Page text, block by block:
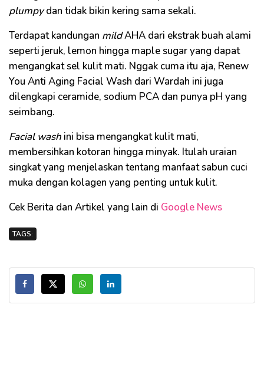
plumpydan tidak bikin kering sama sekali.
Terdapat kandungan mildAHA dari ekstrak buah alami
seperti jeruk, lemon hingga maple sugar yang dapat
mengangkat sel kulit mati. Nggak cuma itu aja, Renew
You Anti Aging Facial Wash dari Wardah ini juga
dilengkapi ceramide, sodium PCA dan punya pH yang
seimbang.
Facial wash ini bisa mengangkat kulit mati,
membersihkan kotoran hingga minyak. Itulah uraian
singkat yang menjelaskan tentang manfaat sabun cuci
muka dengan kolagen yang penting untuk kulit.
Cek Berita dan Artikel yang lain di Google News
TAGS: